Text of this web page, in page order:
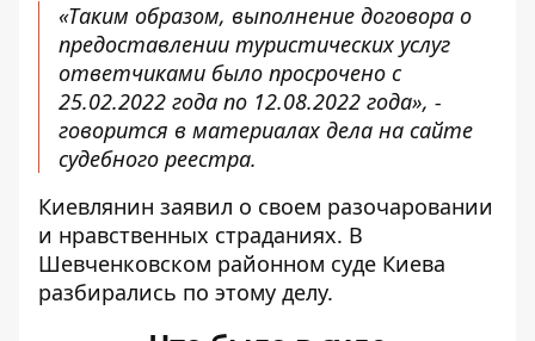
«Таким образом, выполнение договора о
предоставлении туристических услуг
ответчиками было просрочено с
25.02.2022 года по 12.08.2022 года», -
говорится в материалах дела на сайте
судебного реестра.
Киевлянин заявил о своем разочаровании
и нравственных страданиях. В
Шевченковском районном суде Киева
разбирались по этому делу.